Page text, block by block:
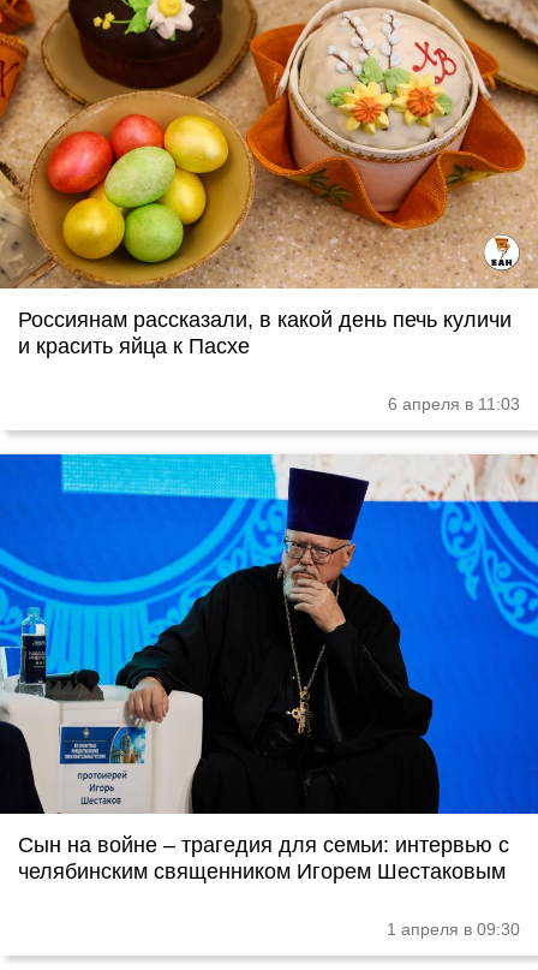
Россиянам рассказали, в какой день печь куличи
и красить яйца к Пасхе
6 апреля в 11:03
Сын на войне – трагедия для семьи: интервью с
челябинским священником Игорем Шестаковым
1 апреля в 09:30